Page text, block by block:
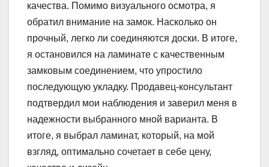
качества. Помимо визуального осмотра, я
обратил внимание на замок. Насколько он
прочный, легко ли соединяются доски. В итоге,
я остановился на ламинате с качественным
замковым соединением, что упростило
последующую укладку. Продавец-консультант
подтвердил мои наблюдения и заверил меня в
надежности выбранного мной варианта. В
итоге, я выбрал ламинат, который, на мой
взгляд, оптимально сочетает в себе цену,